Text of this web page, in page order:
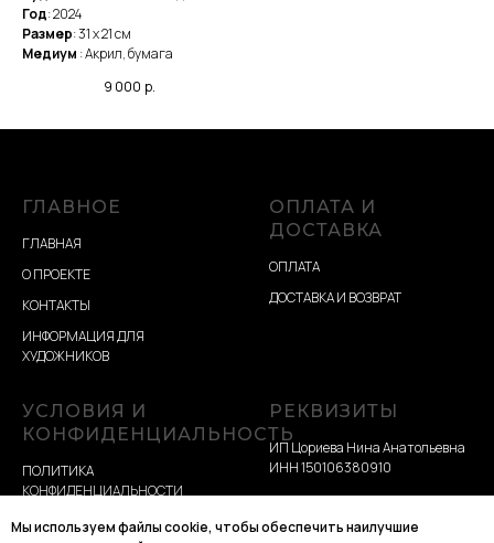
Год: 2024
Размер: 31 х 21 см
Медиум : Акрил, бумага
9 000 р.
ГЛАВНОЕ
ГЛАВНАЯ
О ПРОЕКТЕ
КОНТАКТЫ
ИНФОРМАЦИЯ ДЛЯ
ХУДОЖНИКОВ
ОПЛАТА И
ДОСТАВКА
ОПЛАТА
ДОСТАВКА И ВОЗВРАТ
УСЛОВИЯ И
КОНФИДЕНЦИАЛЬНОСТЬ
ПОЛИТИКА
КОНФИДЕНЦИАЛЬНОСТИ
УСЛОВИЯ ЭКСПЛУАТАЦИИ
РЕКВИЗИТЫ
ИП Цориева Нина Анатольевна
ИНН 150106380910
Мы используем файлы cookie, чтобы обеспечить наилучшие